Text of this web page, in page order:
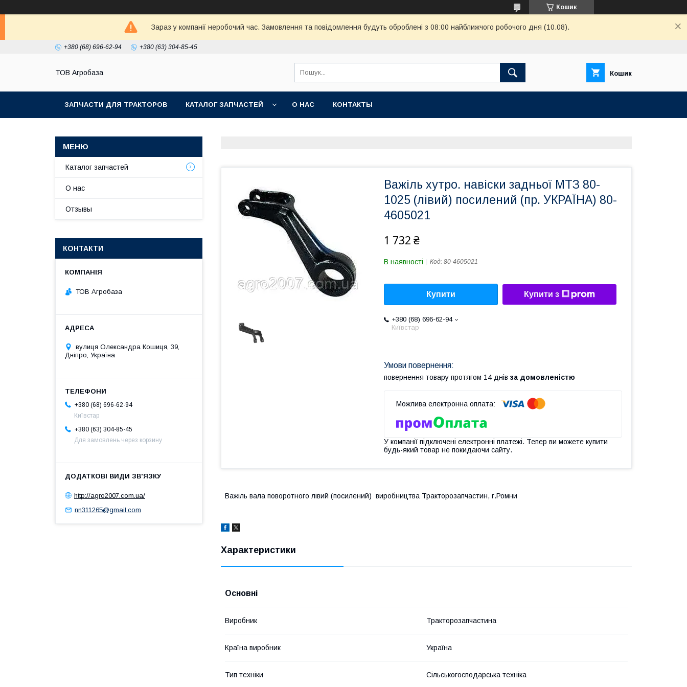
Кошик
Зараз у компанії неробочий час. Замовлення та повідомлення будуть оброблені з 08:00 найближчого робочого дня (10.08).
+380 (68) 696-62-94 +380 (63) 304-85-45
ТОВ Агробаза Кошик
ЗАПЧАСТИ ДЛЯ ТРАКТОРОВ КАТАЛОГ ЗАПЧАСТЕЙ О НАС КОНТАКТЫ
Важіль хутро. навіски задньої МТЗ 80-
1025 (лівий) посилений (пр. УКРАЇНА) 80-
4605021
1 732 ₴
В наявності Код: 80-4605021
Купити Купити з
+380 (68) 696-62-94
Київстар
повернення товару протягом 14 днів за домовленістю
У компанії підключені електронні платежі. Тепер ви можете купити
будь-який товар не покидаючи сайту.
Важіль вала поворотного лівий (посилений) виробництва Тракторозапчастин, г.Ромни
Характеристики
Основні
Виробник Тракторозапчастина
Країна виробник Україна
Тип техніки Сільськогосподарська техніка
Каталог запчастей
О нас
Отзывы
КОНТАКТИ
ТОВ Агробаза
вулиця Олександра Кошиця, 39,
Дніпро, Україна
+380 (68) 696-62-94
Київстар
+380 (63) 304-85-45
Для замовлень через корзину
http://agro2007.com.ua/
nn311265@gmail.com